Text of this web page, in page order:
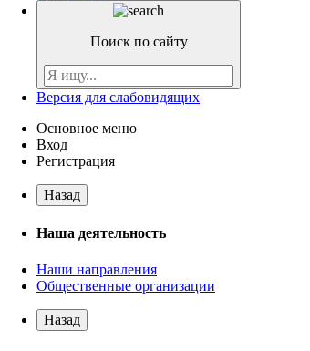
Поиск по сайту
Версия для слабовидящих
Основное меню
Вход
Регистрация
Назад
Наша деятельность
Наши направления
Общественные организации
Назад